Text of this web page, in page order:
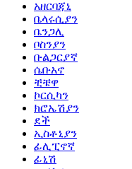
አዘርባጃኒ
ቤላሩሲያን
ቤንጋሊ
ቦስንያን
ቡልጋርያኛ
ሴቡአኖ
ቺቼዋ
ኮርሲካን
ክሮኤሽያን
ደች
ኢስቶኒያን
ፊሊፒኖኛ
ፊኒሽ